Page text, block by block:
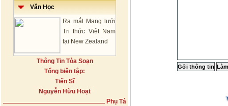
Văn Học
Ra mắt Mạng lưới
Tri thức Việt Nam
tại New Zealand
Thông Tin Tòa Soạn
Tổng biên tập:
Tiến Sĩ
Nguyễn Hữu Hoạt
Phụ Tá